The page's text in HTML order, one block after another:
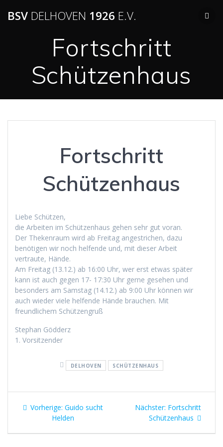
BSV DELHOVEN 1926 E.V.
Fortschritt
Schützenhaus
Fortschritt
Schützenhaus
Liebe Schützen,
die Arbeiten im Schützenhaus gehen sehr gut voran.
Der Thekenraum wird ab Freitag angestrichen, dazu
benötigen wir noch helfende und, mit dieser Arbeit
vertraute, Hände.
Am Freitag (13.12.) ab 16:00 Uhr, wer erst etwas später
kann ist auch gegen 17- 17:30 Uhr gerne gesehen und
besonders am Samstag (14.12.) ab 9:00 Uhr können wir
auch wieder viele helfende Hände brauchen. Mit
freundlichem Schützengruß
Stephan Gödderz
1. Vorsitzender
DELHOVEN SCHÜTZENHAUS
Vorherige: Guido sucht
Helden
Nächster: Fortschritt
Schützenhaus